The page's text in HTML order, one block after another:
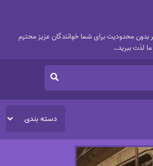
بدون محدودیت برای شما خوانندگان عزیز محترم
لذت ببرید…